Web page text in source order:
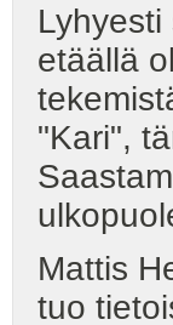
etäällä
"Kari",
Mattis
tuo